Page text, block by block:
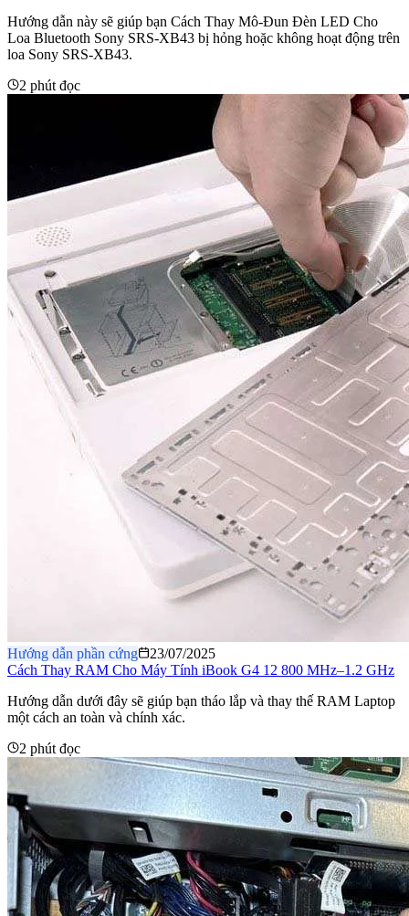
Hướng dẫn này sẽ giúp bạn Cách Thay Mô-Đun Đèn LED Cho
Loa Bluetooth Sony SRS-XB43 bị hỏng hoặc không hoạt động trên
loa Sony SRS-XB43.
2 phút đọc
Hướng dẫn phần cứng
23/07/2025
Cách Thay RAM Cho Máy Tính iBook G4 12 800 MHz–1.2 GHz
Hướng dẫn dưới đây sẽ giúp bạn tháo lắp và thay thế RAM Laptop
một cách an toàn và chính xác.
2 phút đọc